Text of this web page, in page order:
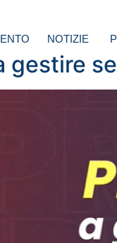
NOTIZIE
gestire